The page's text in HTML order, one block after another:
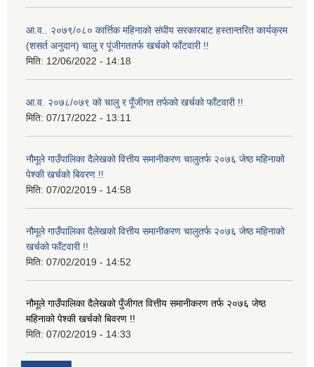
आ.व.. २०७९/०८० कार्त्तिक महिनाको संघीय सरकारबाट हस्तान्तरित कार्यक्रम
(शसर्त अनुदान) चालु र पूंजीगततर्फ खर्चको फाँटवारी !!
मिति: 12/06/2022 - 14:18
आ.व. २०७८/०७९ को चालु र पूँजीगत तर्फको खर्चको फाँटवारी !!
मिति: 07/17/2022 - 13:11
नौमूले गाउँपालिका दैलेखको वित्तीय समानीकरण चालुतर्फ २०७६ जेष्ठ महिनाको
पेश्की खर्चको बिवरण !!
मिति: 07/02/2019 - 14:58
नौमूले गाउँपालिका दैलेखको वित्तीय समानीकरण चालुतर्फ २०७६ जेष्ठ महिनाको
खर्चको फाँटवारी !!
मिति: 07/02/2019 - 14:52
नौमूले गाउँपालिका दैलेखको पुँजीगत वित्तीय समानीकरण तर्फ २०७६ जेष्ठ
महिनाको पेश्की खर्चको बिवरण !!
मिति: 07/02/2019 - 14:33